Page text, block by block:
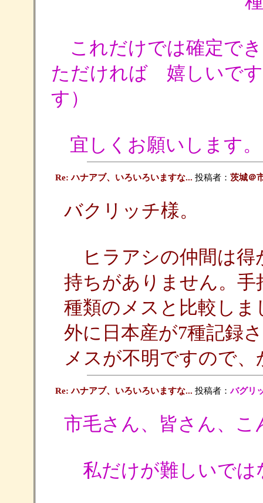
これだけでは確定で
ただければ 嬉しいで
す）
宜しくお願いします。
Re: ハナアブ、いろいろいますな... 投稿者： 茨城＠
バクリッチ様。
ヒラアシの仲間は得
持ちがありません。手
種類のメスと比較し
外に日本産が7種記録
メスが不明ですので
Re: ハナアブ、いろいろいますな... 投稿者：バグリ
市毛さん、皆さん、こ
私だけが難しいでは